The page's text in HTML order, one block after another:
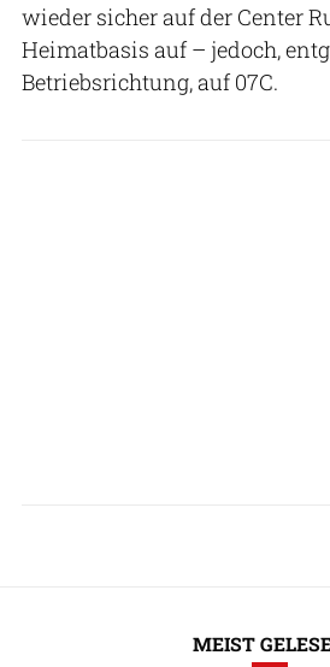
wieder sicher auf der Center
Heimatbasis auf – jedoch,
Betriebsrichtung, auf 07C.
MEIST